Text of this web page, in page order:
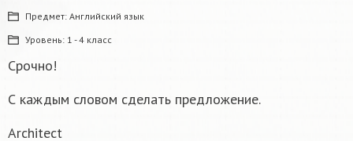
Предмет: Английский язык
Уровень: 1 - 4 класс
Срочно!
С каждым словом сделать предложение.
Architect